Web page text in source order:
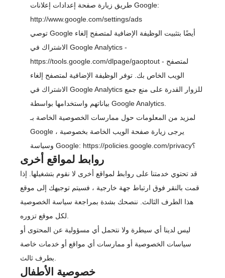
طريق زيارة صفحة إعدادات إعلانات Google:
http://www.google.com/settings/ads
توصي Google أيضًا بتثبيت الوظيفة الإضافية لمتصفح إلغاء
الاشتراك في Google Analytics -
https://tools.google.com/dlpage/gaoptout - لمتصفح
الويب الخاص بك. توفر الوظيفة الإضافية لمتصفح إلغاء
الاشتراك في Google Analytics للزوار القدرة على منع جمع
بياناتهم واستخدامها بواسطة Google Analytics.
لمزيد من المعلومات حول ممارسات الخصوصية الخاصة بـ
Google ، يرجى زيارة صفحة الويب الخاصة بخصوصية
وسياسة Google:
https://policies.google.com/privacy؟
روابط لمواقع أخرى
قد تحتوي خدمتنا على روابط لمواقع أخرى لا نقوم بتشغيلها. إذا
قمت بالنقر فوق ارتباط جهة خارجية ، فسيتم توجيهك إلى موقع
هذا الطرف الثالث. ننصحك بشدة بمراجعة سياسة الخصوصية
ليس لدينا أي سيطرة ولا نتحمل أي مسؤولية عن المحتوى أو
سياسات الخصوصية أو ممارسات أي مواقع أو خدمات خاصة
خصوصية الأطفال